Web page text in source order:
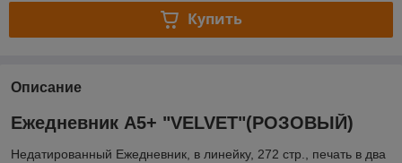
Купить
Описание
Ежедневник А5+ "VELVET"(РОЗОВЫЙ)
Недатированный Ежедневник, в линейку, 272 стр., печать в два